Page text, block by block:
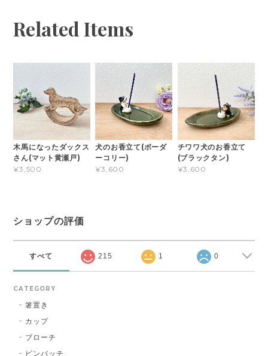
Related Items
木馬になったダックス
さん(マット黄瀬戸)
¥3,500
犬のお香立て(ボーダ
ーコリー)
¥3,600
チワワ犬のお香立て
(ブラックタン)
¥3,600
ショップの評価
すべて 215 1 0
CATEGORY
箸置き
カップ
ブローチ
ピンバッチ